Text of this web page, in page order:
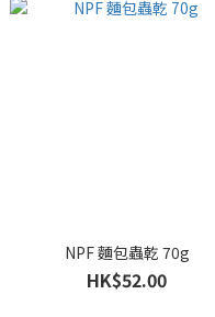
NPF 麵包蟲乾 70g
HK$52.00